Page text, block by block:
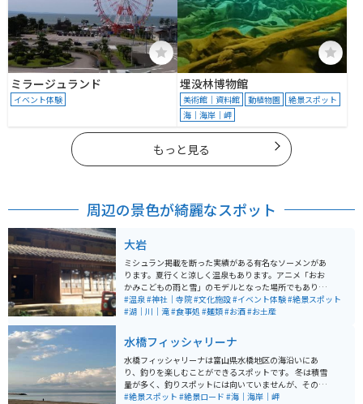
ミラージュランド
イベント体験
埋没林博物館
美術館｜資料館 動植物園
絶景スポット
海｜海岸｜岬
もっと見る
周辺の景色が綺麗なスポット
大岩
ミシュラン掲載を断った実績がある有名なソーメンがあ
ります。夏行くと涼しく温泉もあります。アニメ「おお
かみこどもの雨と雪」のモデルとなった場所でもありま
す。 滝に打たれる体験もできます。山菜料理やかき氷も
おいしく、お土産にあんころ餅がオススメです。近くに
#温泉#神社｜寺院#文化施設#イベント体験#絶景スポット
#湖｜川｜滝#食事処 #麺類#お酒#お土産
水橋フィッシャリーナ
水橋フィッシャリーナは富山県水橋地区の海沿いにあ
り、釣りを楽しむことができるスポットです。 冬は積雪
量が多く、釣りスポットには向いていませんが、その他
のシーズンはいつでも楽しむことができる場所です。 駐
#絶景スポット #絶景ロード #海｜海岸｜岬